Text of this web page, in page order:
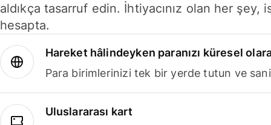
aldıkça tasarruf edin. İhtiyacınız olan her
hesapta.
Hareket hâlindeyken paranızı küresel
Para birimlerinizi tek bir yerde tutun ve
Uluslararası kart